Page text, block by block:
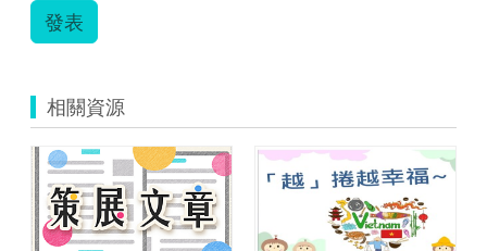
發表
相關資源